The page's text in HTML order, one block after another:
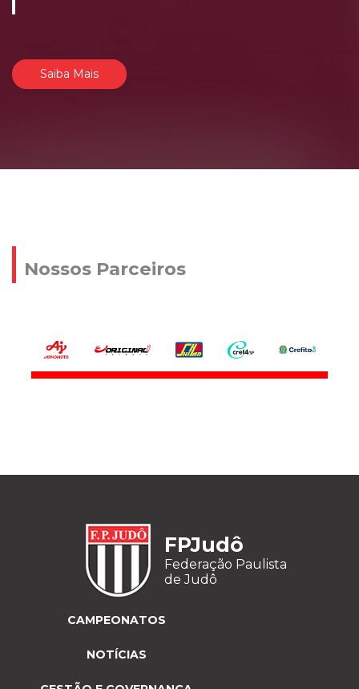
Saiba Mais
Nossos Parceiros
FPJudô
Federação Paulista
de Judô
CAMPEONATOS
NOTÍCIAS